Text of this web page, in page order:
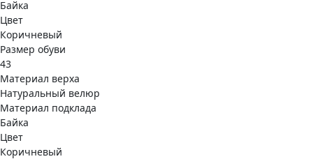
Байка
Цвет
Коричневый
Размер обуви
43
Материал верха
Натуральный велюр
Материал подклада
Байка
Цвет
Коричневый